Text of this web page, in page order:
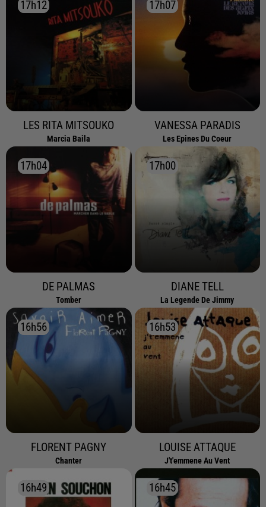
17h12
17h12
LES RITA MITSOUKO
Marcia Baila
17h07
17h07
VANESSA PARADIS
Les Epines Du Coeur
17h04
17h04
DE PALMAS
Tomber
17h00
17h00
DIANE TELL
La Legende De Jimmy
16h56
16h56
FLORENT PAGNY
Chanter
16h53
16h53
LOUISE ATTAQUE
J't'emmene Au Vent
16h49
16h49 16h45
16h45